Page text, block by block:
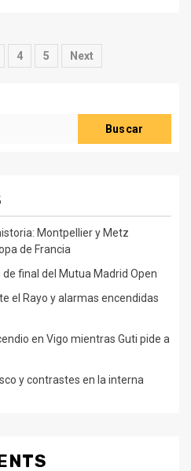
4 5 Next
Buscar
Montpellier y Metz
de Francia
final del Mutua Madrid Open
el Rayo y alarmas encendidas
en Vigo mientras Guti pide a
y contrastes en la interna